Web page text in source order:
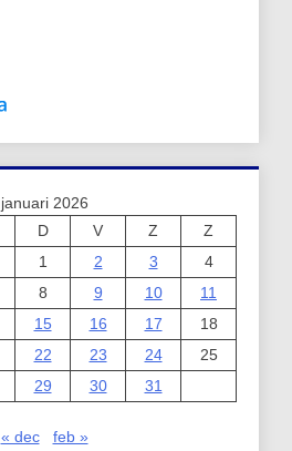
januari 2026
D V Z
Z
1
2 3
4
8 9 10
11
15 16 17
18
22 23 24
25
29 30 31
« dec feb »